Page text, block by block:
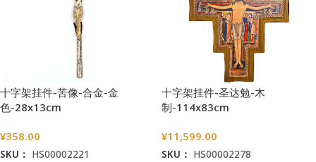
十字架挂件-苦像-合金-金
色-28x13cm
¥358.00
SKU： HS00002221
十字架挂件-圣达勉-木
制-114x83cm
¥11,599.00
SKU： HS00002278